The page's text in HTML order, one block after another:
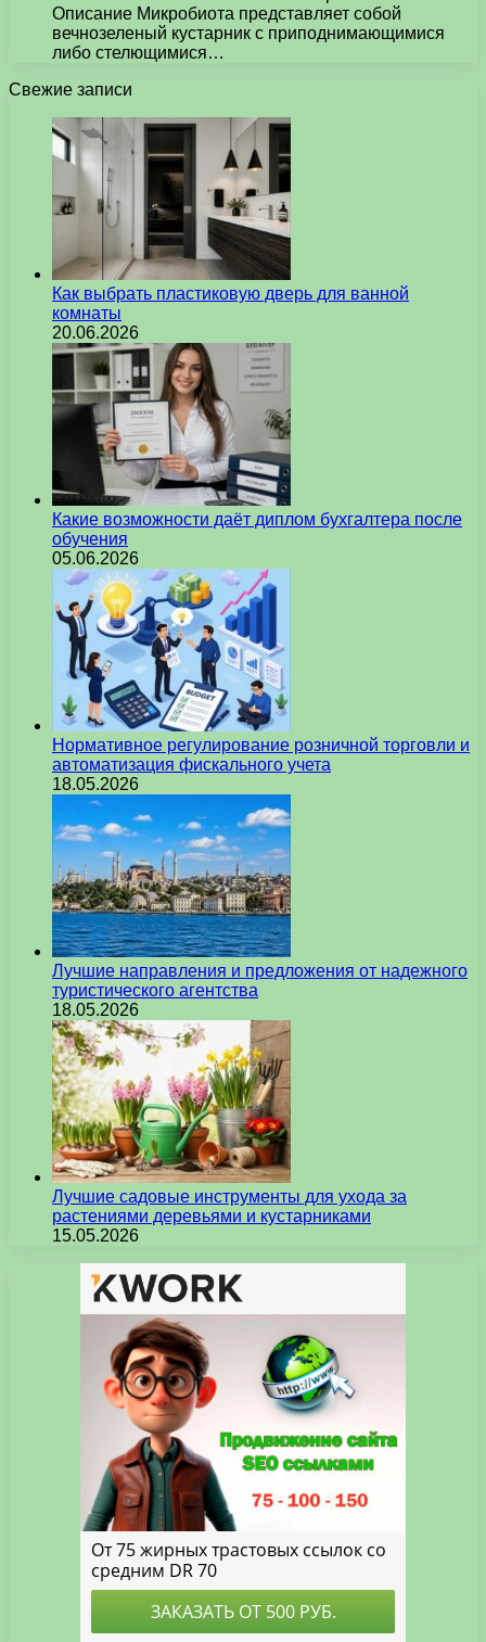
Описание Микробиота представляет собой
вечнозеленый кустарник с приподнимающимися
либо стелющимися…
Свежие записи
Как выбрать пластиковую дверь для ванной
комнаты
20.06.2026
Какие возможности даёт диплом бухгалтера после
обучения
05.06.2026
Нормативное регулирование розничной торговли и
автоматизация фискального учета
18.05.2026
Лучшие направления и предложения от надежного
туристического агентства
18.05.2026
Лучшие садовые инструменты для ухода за
растениями деревьями и кустарниками
15.05.2026